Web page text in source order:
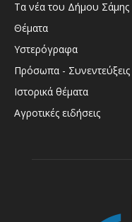
Τα νέα του Δήμου Σάμης
Θέματα
Υστερόγραφα
Πρόσωπα - Συνεντεύξεις
Ιστορικά θέματα
Αγροτικές ειδήσεις